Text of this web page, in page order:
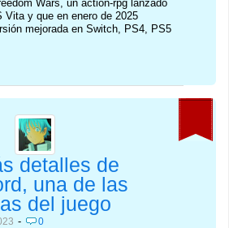
Wars, un action-rpg lanzado
Vita y que en enero de 2025
mejorada en Switch, PS4, PS5
detalles de
una de las
del juego
- 0